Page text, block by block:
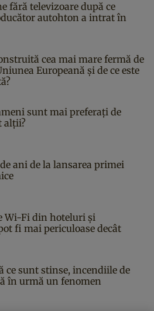
fără televizoare după ce
autohton a intrat în
cea mai mare fermă de
Europeană și de ce este
sunt mai preferați de
alții?
ani de la lansarea primei
Wi-Fi din hoteluri și
fi mai periculoase decât
ce sunt stinse, incendiile de
în urmă un fenomen